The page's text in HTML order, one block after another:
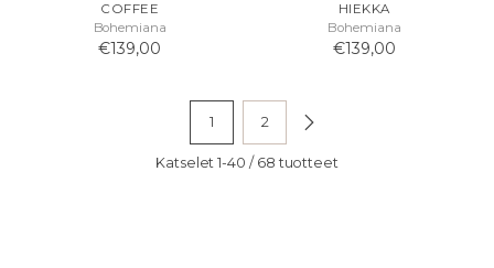
COFFEE
Bohemiana
€139,00
HIEKKA
Bohemiana
€139,00
1 2
Katselet 1-40 / 68 tuotteet